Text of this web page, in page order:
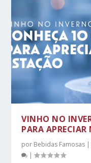
VINHO NO
PARA
por Bebidas Famosas |
|